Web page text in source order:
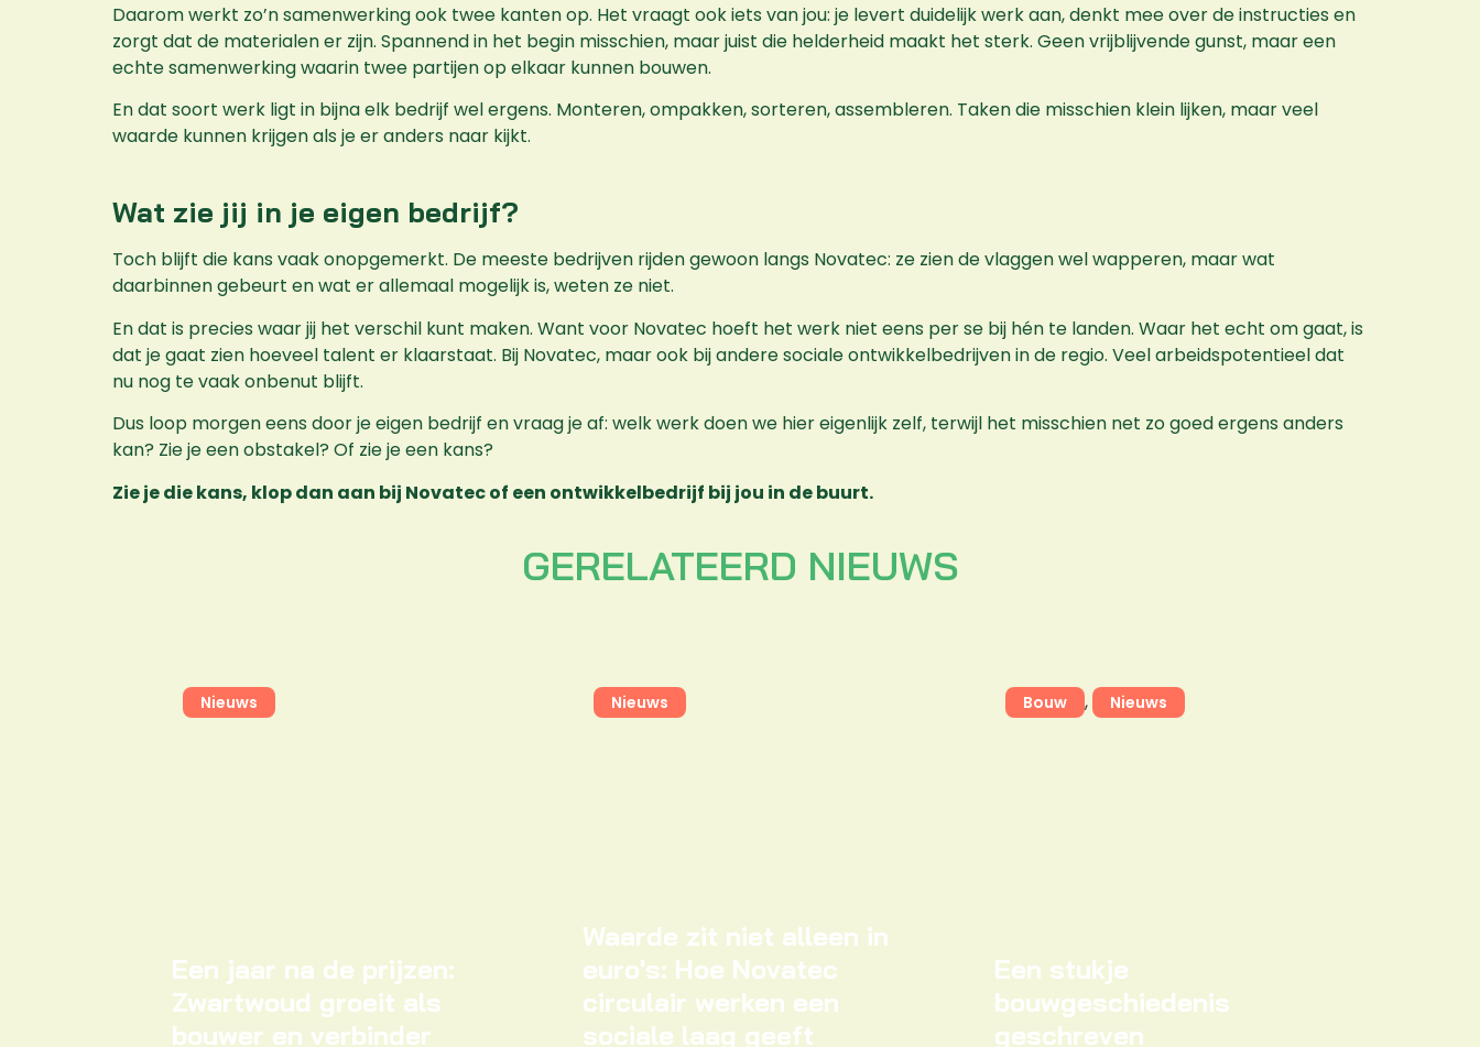
Daarom werkt zo’n samenwerking ook twee kanten op. Het vraagt ook iets van jou: je levert duidelijk werk aan, denkt mee over de instructies en
zorgt dat de materialen er zijn. Spannend in het begin misschien, maar juist die helderheid maakt het sterk. Geen vrijblijvende gunst, maar een
echte samenwerking waarin twee partijen op elkaar kunnen bouwen.
En dat soort werk ligt in bijna elk bedrijf wel ergens. Monteren, ompakken, sorteren, assembleren. Taken die misschien klein lijken, maar veel
waarde kunnen krijgen als je er anders naar kijkt.
Wat zie jij in je eigen bedrijf?
Toch blijft die kans vaak onopgemerkt. De meeste bedrijven rijden gewoon langs Novatec: ze zien de vlaggen wel wapperen, maar wat
daarbinnen gebeurt en wat er allemaal mogelijk is, weten ze niet.
En dat is precies waar jij het verschil kunt maken. Want voor Novatec hoeft het werk niet eens per se bij hén te landen. Waar het echt om gaat, is
dat je gaat zien hoeveel talent er klaarstaat. Bij Novatec, maar ook bij andere sociale ontwikkelbedrijven in de regio. Veel arbeidspotentieel dat
nu nog te vaak onbenut blijft.
Dus loop morgen eens door je eigen bedrijf en vraag je af: welk werk doen we hier eigenlijk zelf, terwijl het misschien net zo goed ergens anders
kan? Zie je een obstakel? Of zie je een kans?
Zie je die kans, klop dan aan bij Novatec of een ontwikkelbedrijf bij jou in de buurt.
GERELATEERD NIEUWS
Nieuws
Een jaar na de prijzen:
Zwartwoud groeit als
bouwer en verbinder
Nieuws
Waarde zit niet alleen in
euro's: Hoe Novatec
circulair werken een
sociale laag geeft
Bouw , Nieuws
Een stukje
bouwgeschiedenis
geschreven